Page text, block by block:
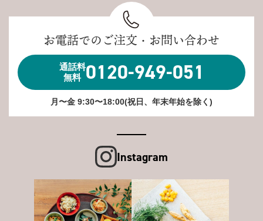
お電話でのご注文・お問い合わせ
通話料
無料 0120-949-051
月〜金 9:30〜18:00(祝日、年末年始を除く)
Instagram